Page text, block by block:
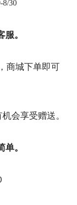
8/30
。
商城下单即可
会享受赠送。
。